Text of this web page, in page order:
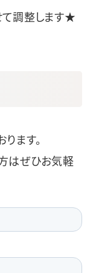
調整します★
ます。
はぜひお気軽